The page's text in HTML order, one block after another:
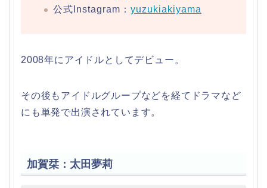
公式Instagram： yuzukiakiyama
2008年にアイドルとしてデビュー。
その後もアイドルグループなどを経てドラマなど
にも単発で出演されています。
加賀栞：太田夢莉